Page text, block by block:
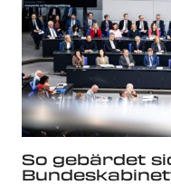
So gebärdet